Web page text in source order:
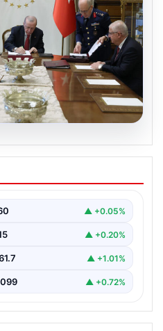
İlk Kadın
Oldu
rütbeli…
▲ +0.05%
▲ +0.20%
▲ +1.01%
▲ +0.72%